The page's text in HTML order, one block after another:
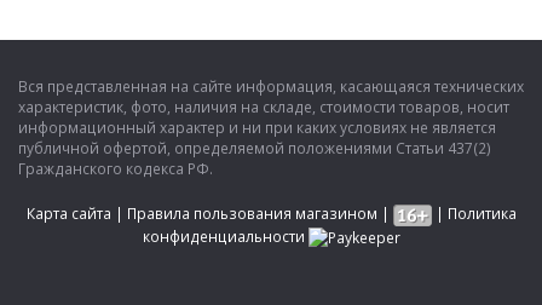
Вся представленная на сайте информация, касающаяся технических
характеристик, фото, наличия на складе, стоимости товаров, носит
информационный характер и ни при каких условиях не является
публичной офертой, определяемой положениями Статьи 437(2)
Гражданского кодекса РФ.
Карта сайта | Правила пользования магазином | | Политика
конфиденциальности